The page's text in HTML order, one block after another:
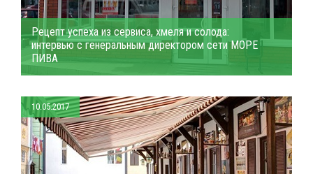
Рецепт успеха из сервиса, хмеля и солода:
интервью с генеральным директором сети МОРЕ
ПИВА
10.05.2017